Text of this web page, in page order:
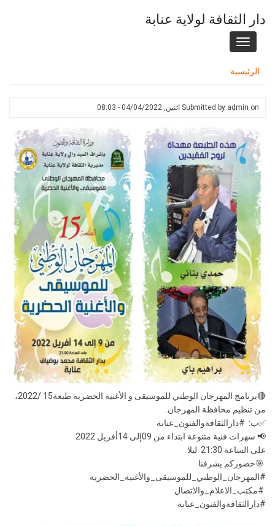
دار الثقافة لولاية عنابة
Toggle
الرئيسية
Submitted by admin on اثنين, 04/04/2022 - 08:03
🔴برنامج المهرجان الوطني للموسيقى و الأغنية الحضرية طبعة15 /2022،
من تنظيم محافظة المهرجان.
✅ب: #دارالثقافةوالفنون_عنابة
📢 سهرات فنية متنوعة ابتداء من 09إلى 14أفريل 2022
على الساعة 21:30 ليلا
🎯حضوركم يشرفنا
#المهرجان_الوطني_للموسيقى_والأغنية_الحضرية
#مكتب_الاعلام_والاتصال
#دارالثقافةوالفنون_عنابة